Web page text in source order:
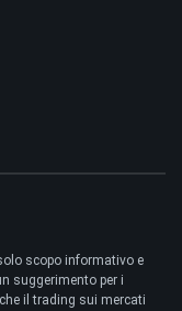
scopo informativo e
suggerimento per i
il trading sui mercati